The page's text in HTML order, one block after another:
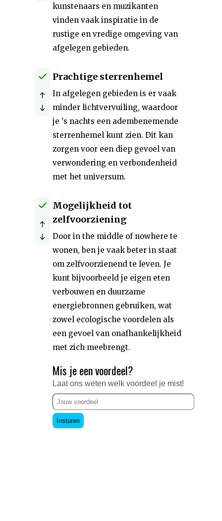
kunstenaars en muzikanten
vinden vaak inspiratie in de
rustige en vredige omgeving van
afgelegen gebieden.
Prachtige sterrenhemel
In afgelegen gebieden is er vaak
minder lichtvervuiling, waardoor
je 's nachts een adembenemende
sterrenhemel kunt zien. Dit kan
zorgen voor een diep gevoel van
verwondering en verbondenheid
met het universum.
Mogelijkheid tot
zelfvoorziening
Door in the middle of nowhere te
wonen, ben je vaak beter in staat
om zelfvoorzienend te leven. Je
kunt bijvoorbeeld je eigen eten
verbouwen en duurzame
energiebronnen gebruiken, wat
zowel ecologische voordelen als
een gevoel van onafhankelijkheid
met zich meebrengt.
Mis je een voordeel?
Laat ons weten welk voordeel je mist!
Insturen